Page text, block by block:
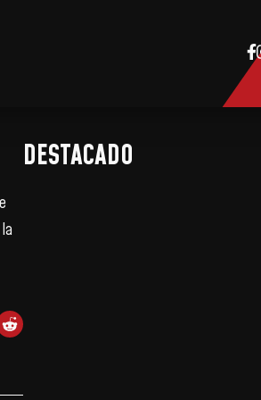
DESTACADO